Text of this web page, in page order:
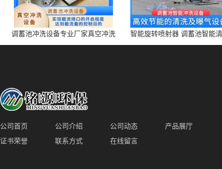
调蓄池冲洗设备专业厂家真空冲洗
装置厂家青岛铭源环保减少堵塞设
智能旋转喷射器 调蓄池智能
点对点面对面旋转清洗
公司首页 公司介绍 公司动态
产品展厅
证书荣誉
联系方式 在线留言